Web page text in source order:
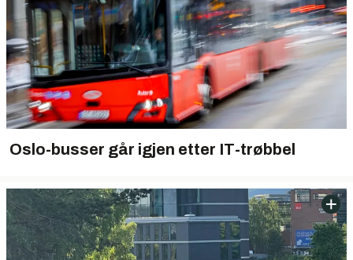
Oslo-busser går igjen etter IT-trøbbel